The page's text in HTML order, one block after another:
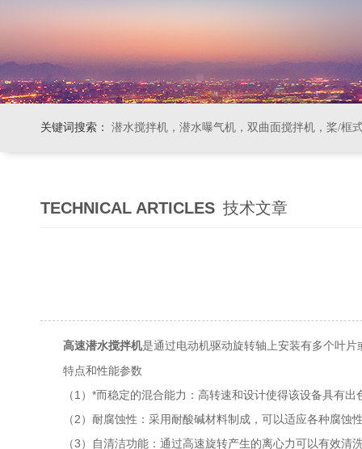
关键词搜索： 潜水搅拌机，潜水曝气机，双曲面搅拌机，桨/框式搅拌
TECHNICAL ARTICLES 技术文章
高速潜水搅拌机是通过电动机驱动旋转轴上安装有多个叶
特点和性能参数
（1）*而稳定的混合能力：高转速和设计使得该设备具有出
（2）耐腐蚀性：采用耐酸碱材料制成，可以适应各种腐蚀
（3）自清洁功能：通过高速旋转产生的离心力可以有效清